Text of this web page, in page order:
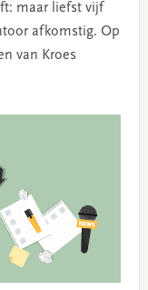
maar liefst vijf
afkomstig. Op
van Kroes